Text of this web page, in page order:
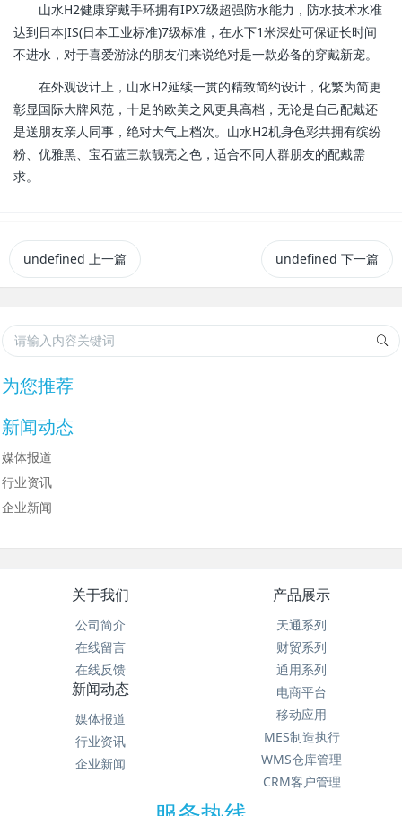
山水H2健康穿戴手环拥有IPX7级超强防水能力，防水技术水准
达到日本JIS(日本工业标准)7级标准，在水下1米深处可保证长时间
不进水，对于喜爱游泳的朋友们来说绝对是一款必备的穿戴新宠。
在外观设计上，山水H2延续一贯的精致简约设计，化繁为简更
彰显国际大牌风范，十足的欧美之风更具高档，无论是自己配戴还
是送朋友亲人同事，绝对大气上档次。山水H2机身色彩共拥有缤纷
粉、优雅黑、宝石蓝三款靓亮之色，适合不同人群朋友的配戴需
求。
undefined 上一篇 undefined 下一篇
为您推荐
新闻动态
媒体报道
行业资讯
企业新闻
关于我们
公司简介
在线留言
在线反馈
产品展示
天通系列
财贸系列
通用系列
电商平台
移动应用
MES制造执行
WMS仓库管理
CRM客户管理
新闻动态
媒体报道
行业资讯
企业新闻